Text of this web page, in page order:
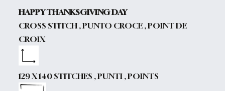
HAPPY THANKSGIVING DAY
CROSS STITCH , PUNTO CROCE , POINT DE
CROIX
129 X 140 STITCHES , PUNTI , POINTS